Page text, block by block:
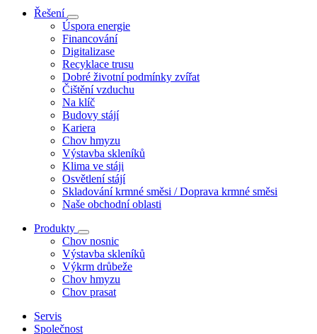
Řešení
Úspora energie
Financování
Digitalizase
Recyklace trusu
Dobré životní podmínky zvířat
Čištění vzduchu
Na klíč
Budovy stájí
Kariera
Chov hmyzu
Výstavba skleníků
Klima ve stáji
Osvětlení stájí
Skladování krmné směsi / Doprava krmné směsi
Naše obchodní oblasti
Produkty
Chov nosnic
Výstavba skleníků
Výkrm drůbeže
Chov hmyzu
Chov prasat
Servis
Společnost